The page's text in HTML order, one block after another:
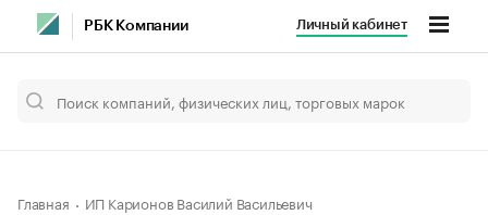
РБК Компании Личный кабинет
Главная ИП Карионов Василий Васильевич